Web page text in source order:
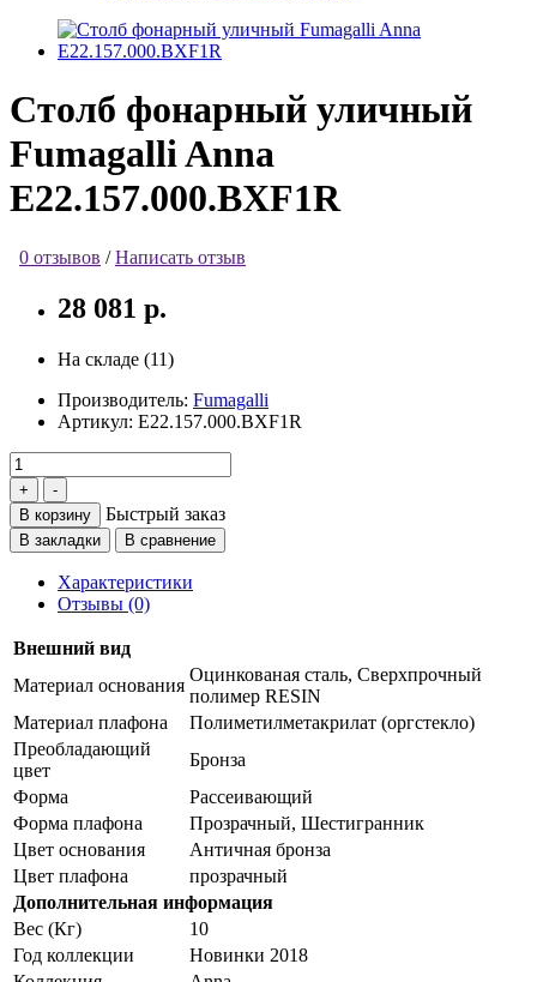
Столб фонарный уличный
Fumagalli Anna
E22.157.000.BXF1R
0 отзывов /Написать отзыв
28 081 р.
На складе (11)
Производитель: Fumagalli
Артикул: E22.157.000.BXF1R
В корзину Быстрый заказ
В закладки В сравнение
Характеристики
Отзывы (0)
Внешний вид
Материал основания
Оцинкованая сталь, Сверхпрочный
полимер RESIN
Материал плафона
Полиметилметакрилат (оргстекло)
Преобладающий
цвет
Бронза
Форма
Рассеивающий
Форма плафона
Прозрачный, Шестигранник
Цвет основания
Античная бронза
Цвет плафона
прозрачный
Дополнительная информация
Вес (Кг)
10
Год коллекции
Новинки 2018